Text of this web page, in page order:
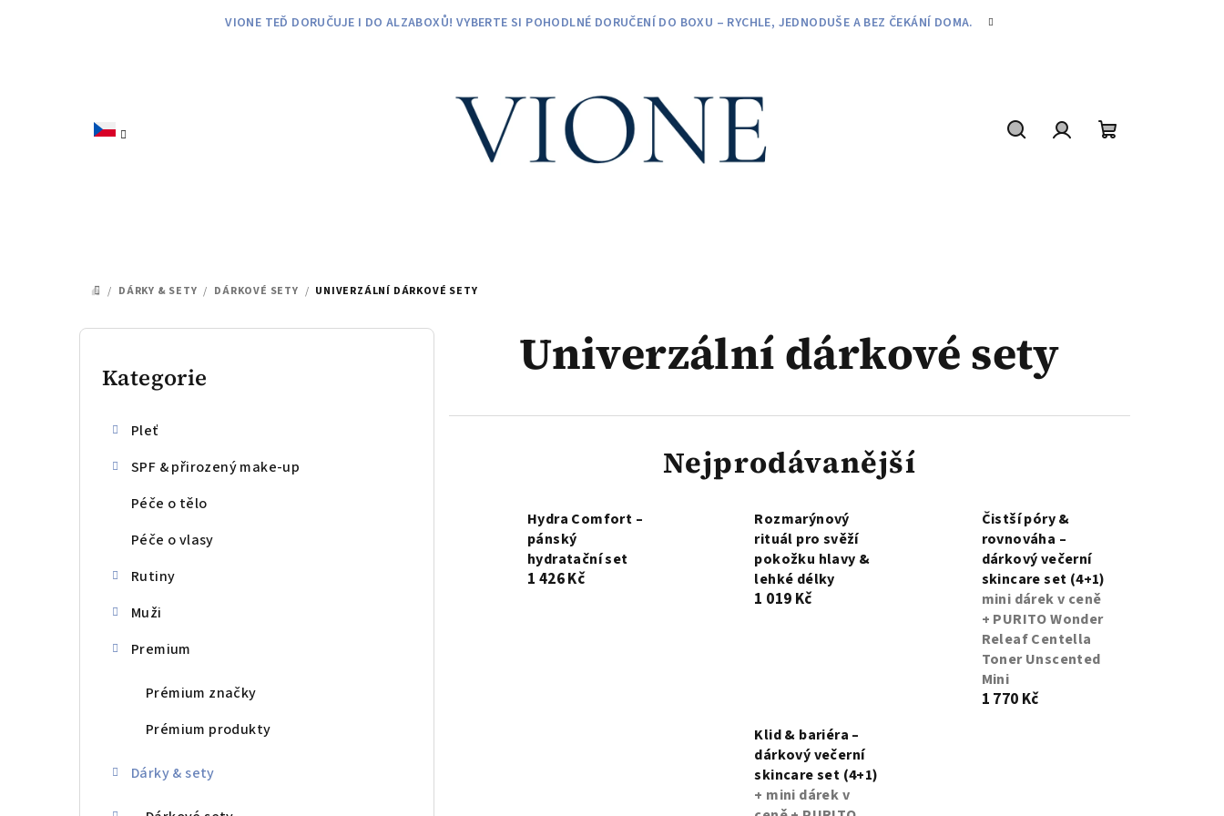
VIONE TEĎ DORUČUJE I DO ALZABOXŮ! VYBERTE SI POHODLNÉ DORUČENÍ DO BOXU – RYCHLE, JEDNODUŠE A BEZ ČEKÁNÍ DOMA.
DOMŮ
/ DÁRKY & SETY / DÁRKOVÉ SETY / UNIVERZÁLNÍ DÁRKOVÉ SETY
P
Přeskočit
kategorie
Kategorie
Pleť
SPF & přirozený make-up
Péče o tělo
Péče o vlasy
Rutiny
Muži
Premium
Prémium značky
Prémium produkty
Dárky & sety
Univerzální dárkové sety
Nejprodávanější
Hydra Comfort –
pánský
hydratační set
1 426 Kč
Rozmarýnový
rituál pro svěží
pokožku hlavy &
lehké délky
1 019 Kč
Čistší póry &
rovnováha –
dárkový večerní
skincare set (4+1)
mini dárek v ceně
+ PURITO Wonder
Releaf Centella
Toner Unscented
Mini
1 770 Kč
Klid & bariéra –
dárkový večerní
skincare set (4+1)
+ mini dárek v